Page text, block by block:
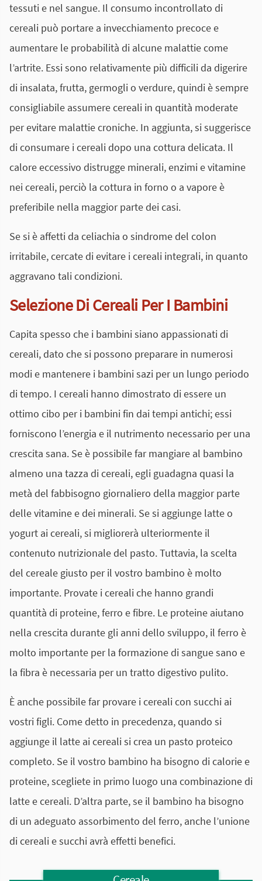
tessuti e nel sangue. Il consumo incontrollato di
cereali può portare a invecchiamento precoce e
aumentare le probabilità di alcune malattie come
l’artrite. Essi sono relativamente più difficili da digerire
di insalata, frutta, germogli o verdure, quindi è sempre
consigliabile assumere cereali in quantità moderate
per evitare malattie croniche. In aggiunta, si suggerisce
di consumare i cereali dopo una cottura delicata. Il
calore eccessivo distrugge minerali, enzimi e vitamine
nei cereali, perciò la cottura in forno o a vapore è
preferibile nella maggior parte dei casi.
Se si è affetti da celiachia o sindrome del colon
irritabile, cercate di evitare i cereali integrali, in quanto
aggravano tali condizioni.
Selezione Di Cereali Per I Bambini
Capita spesso che i bambini siano appassionati di
cereali, dato che si possono preparare in numerosi
modi e mantenere i bambini sazi per un lungo periodo
di tempo. I cereali hanno dimostrato di essere un
ottimo cibo per i bambini fin dai tempi antichi; essi
forniscono l’energia e il nutrimento necessario per una
crescita sana. Se è possibile far mangiare al bambino
almeno una tazza di cereali, egli guadagna quasi la
metà del fabbisogno giornaliero della maggior parte
delle vitamine e dei minerali. Se si aggiunge latte o
yogurt ai cereali, si migliorerà ulteriormente il
contenuto nutrizionale del pasto. Tuttavia, la scelta
del cereale giusto per il vostro bambino è molto
importante. Provate i cereali che hanno grandi
quantità di proteine, ferro e fibre. Le proteine aiutano
nella crescita durante gli anni dello sviluppo, il ferro è
molto importante per la formazione di sangue sano e
la fibra è necessaria per un tratto digestivo pulito.
È anche possibile far provare i cereali con succhi ai
vostri figli. Come detto in precedenza, quando si
aggiunge il latte ai cereali si crea un pasto proteico
completo. Se il vostro bambino ha bisogno di calorie e
proteine, scegliete in primo luogo una combinazione di
latte e cereali. D’altra parte, se il bambino ha bisogno
di un adeguato assorbimento del ferro, anche l’unione
di cereali e succhi avrà effetti benefici.